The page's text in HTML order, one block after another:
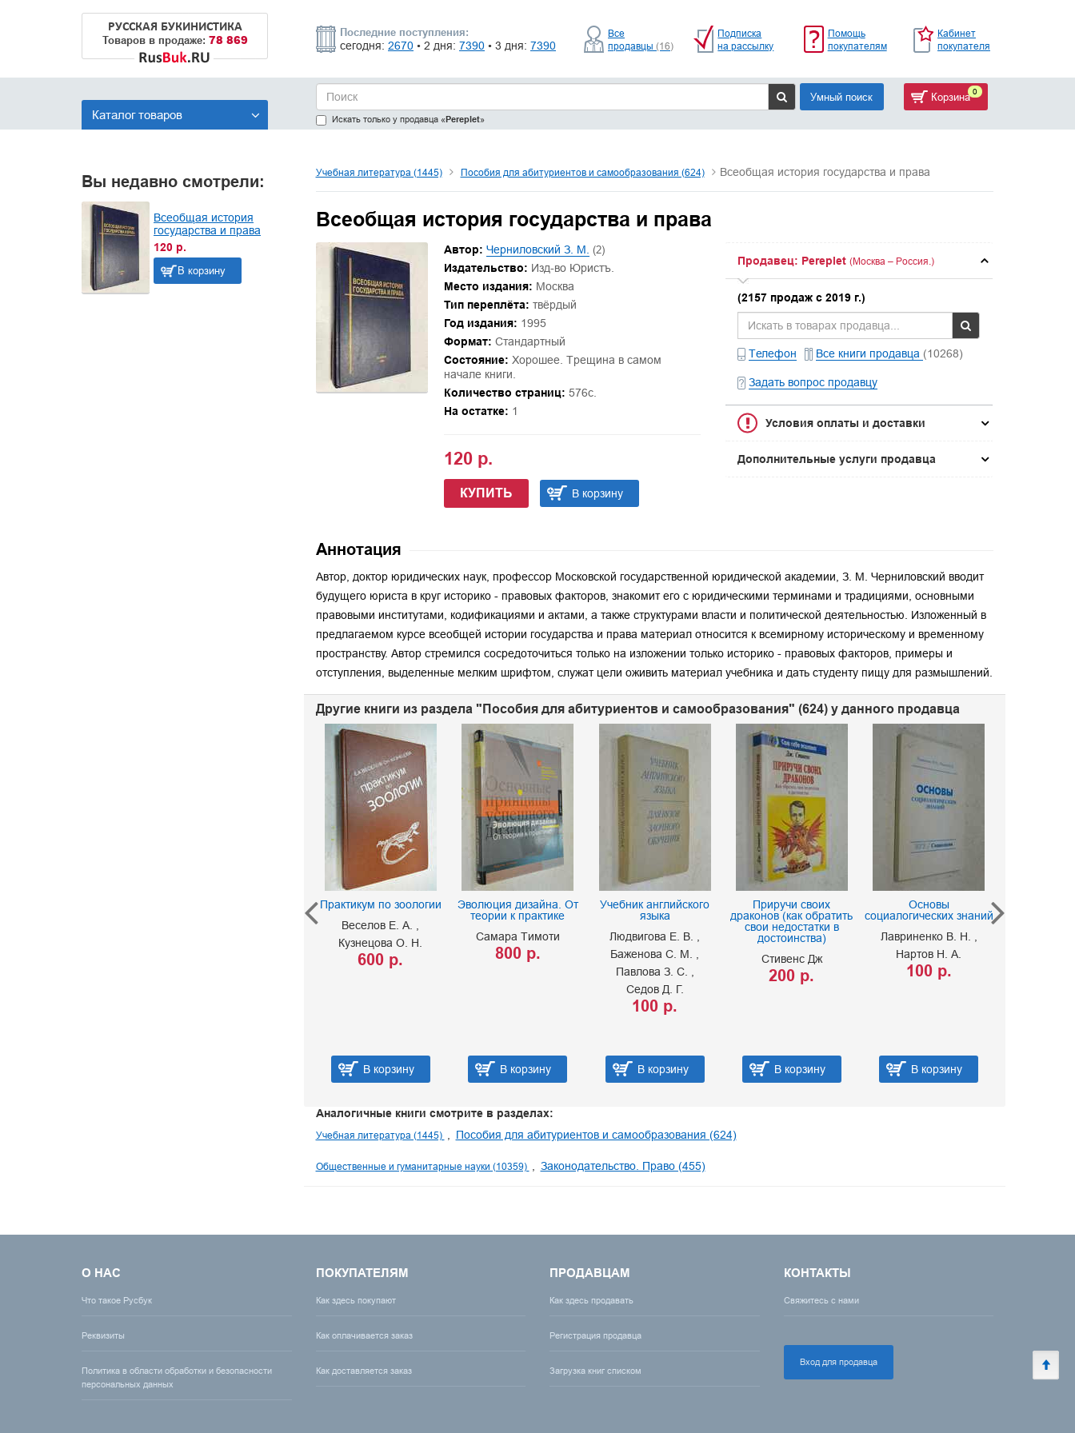
РУССКАЯ БУКИНИСТИКА
Товаров в продаже: 78 869
Последние поступления:
сегодня: 2670 • 2 дня: 7390 • 3 дня: 7390
Все
продавцы (16)
Подписка
на рассылку
Помощь
покупателям
Кабинет
покупателя
Каталог товаров Искать только у продавца «Pereplet»
Умный поиск Корзина 0
Вы недавно смотрели:
Всеобщая история
государства и права
120 р.
В корзину
Учебная литература (1445) Пособия для абитуриентов и самообразования (624) Всеобщая история государства и права
Всеобщая история государства и права
Автор: Черниловский З. М. (2)
Издательство: Изд-во Юристъ.
Место издания: Москва
Тип переплёта: твёрдый
Год издания: 1995
Формат: Стандартный
Состояние: Хорошее. Трещина в самом
начале книги.
Количество страниц: 576с.
На остатке: 1
120 р.
КУПИТЬ В корзину
Продавец: Pereplet (Москва – Россия.)
(2157 продаж с 2019 г.)
Телефон Все книги продавца (10268)
Задать вопрос продавцу
Условия оплаты и доставки
Дополнительные услуги продавца
Аннотация
Автор, доктор юридических наук, профессор Московской государственной юридической академии, З. М. Черниловский вводит
будущего юриста в круг историко - правовых факторов, знакомит его с юридическими терминами и традициями, основными
правовыми институтами, кодификациями и актами, а также структурами власти и политической деятельностью. Изложенный в
предлагаемом курсе всеобщей истории государства и права материал относится к всемирному историческому и временному
пространству. Автор стремился сосредоточиться только на изложении только историко - правовых факторов, примеры и
отступления, выделенные мелким шрифтом, служат цели оживить материал учебника и дать студенту пищу для размышлений.
Другие книги из раздела "Пособия для абитуриентов и самообразования" (624) у данного продавца
Практикум по зоологии
Веселов Е. А.
Кузнецова О. Н.
600 р.
В корзину
Эволюция дизайна. От
теории к практике
Самара Тимоти
800 р.
В корзину
Учебник английского
языка
Людвигова Е. В.
Баженова С. М.
Павлова З. С.
Седов Д. Г.
100 р.
В корзину
Приручи своих
драконов (как обратить
свои недостатки в
достоинства)
Стивенс Дж
200 р.
В корзину
Основы
социалогических знаний
Лавриненко В. Н.
Нартов Н. А.
100 р.
В корзину
Аналогичные книги смотрите в разделах:
Учебная литература (1445) Пособия для абитуриентов и самообразования (624)
Общественные и гуманитарные науки (10359) Законодательство. Право (455)
О НАС
Что такое Русбук
Реквизиты
Политика в области обработки и безопасности
персональных данных
ПОКУПАТЕЛЯМ
Как здесь покупают
Как оплачивается заказ
Как доставляется заказ
ПРОДАВЦАМ
Как здесь продавать
Регистрация продавца
Загрузка книг списком
КОНТАКТЫ
Свяжитесь с нами
Вход для продавца